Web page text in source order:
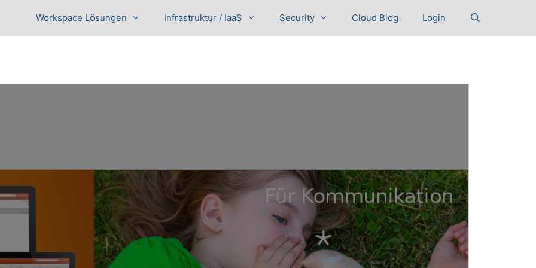
Workspace Lösungen Infrastruktur / IaaS Security Cloud Blog Login